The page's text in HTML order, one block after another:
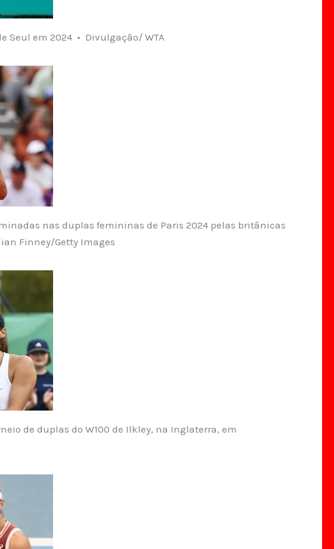
Seul em 2024 • Divulgação/ WTA
nas duplas femininas de Paris 2024 pelas britânicas
Finney/Getty Images
de duplas do W100 de Ilkley, na Inglaterra, em